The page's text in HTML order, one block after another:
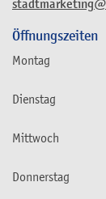
Öffnungszeiten
Montag
Dienstag
Mittwoch
Donnerstag